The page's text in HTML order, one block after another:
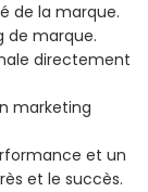
de la marque.
de marque.
directement
marketing
et un
et le succès.